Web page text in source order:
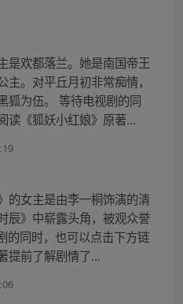
是欢都落兰。她是南国帝王
。对平丘月初非常痴情，
狐为伍。 等待电视剧的同
读《狐妖小红娘》原著...
的女主是由李一桐饰演的清
辰》中崭露头角，被观众誉
的同时，也可以点击下方链
提前了解剧情了...